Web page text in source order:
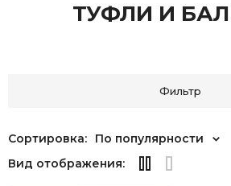
ТУФЛИ И
Фильтр
Сортировка:
По популярности
Вид отображения: